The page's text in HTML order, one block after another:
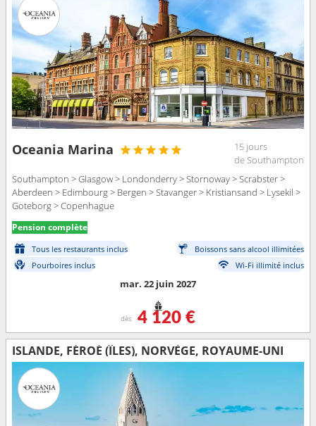
Oceania Marina
15 jours
de Southampton
Southampton > Glasgow > Londonderry > Stornoway > Scrabster >
Aberdeen > Edimbourg > Bergen > Stavanger > Kristiansand > Lysekil >
Goteborg > Copenhague
Pension complète
Tous les restaurants inclus
Boissons sans alcool illimitées
Pourboires inclus
Wi-Fi illimité inclus
mar. 22 juin 2027
dès 4 120 €
ISLANDE, FÉROÉ (ÎLES), NORVÈGE, ROYAUME-UNI